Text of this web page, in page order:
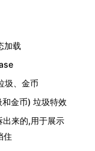
加载
圾、金币
金币) 垃圾特效
来的,用于展示
住